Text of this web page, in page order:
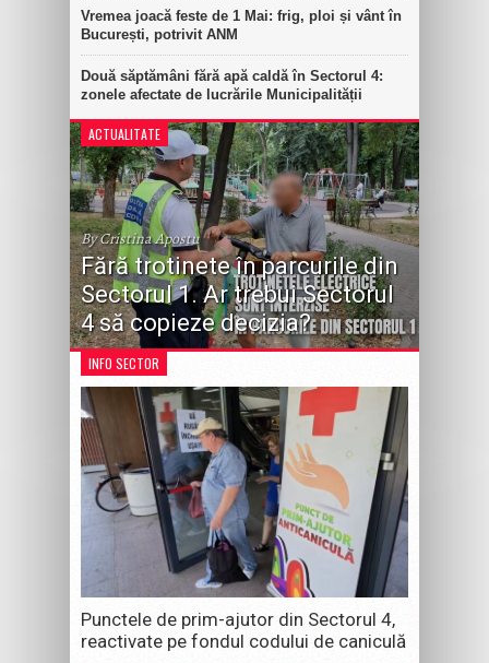
Vremea joacă feste de 1 Mai: frig, ploi și vânt în
București, potrivit ANM
Două săptămâni fără apă caldă în Sectorul 4:
zonele afectate de lucrările Municipalității
ACTUALITATE
By Cristina Apostu
Fără trotinete în parcurile din
Sectorul 1. Ar trebui Sectorul
4 să copieze decizia?
INFO SECTOR
Punctele de prim-ajutor din Sectorul 4,
reactivate pe fondul codului de caniculă